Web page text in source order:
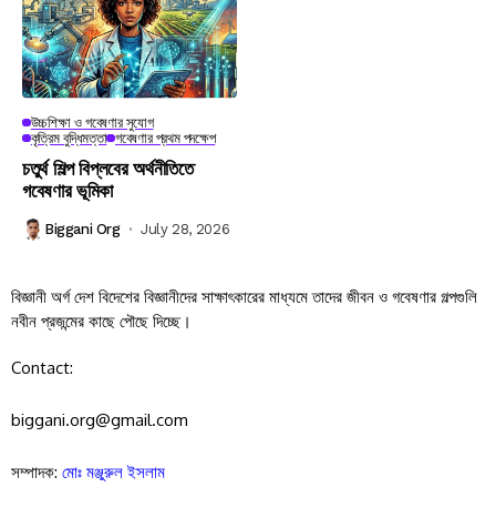
উচ্চশিক্ষা ও গবেষণার সুযোগ
কৃত্রিম বুদ্ধিমত্তা গবেষণার প্রথম পদক্ষেপ
চতুর্থ শিল্প বিপ্লবের অর্থনীতিতে
গবেষণার ভূমিকা
Biggani Org July 28, 2026
বিজ্ঞানী অর্গ দেশ বিদেশের বিজ্ঞানীদের সাক্ষাৎকারের মাধ্যমে তাদের জীবন ও গবেষণার গল্পগুলি
নবীন প্রজন্মের কাছে পৌছে দিচ্ছে।
Contact:
biggani.org@gmail.com
সম্পাদক: মোঃ মঞ্জুরুল ইসলাম